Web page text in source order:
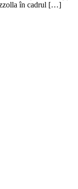
în cadrul […]